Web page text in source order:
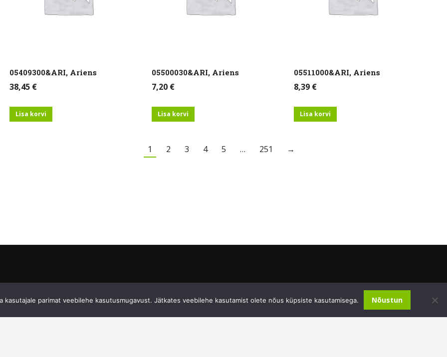
05409300&ARI, Ariens
38,45 €
Lisa korvi
05500030&ARI, Ariens
7,20 €
Lisa korvi
05511000&ARI, Ariens
8,39 €
Lisa korvi
1 2 3 4 5 … 251 →
parimat veebilehe kasutusmugavust. Jätkates veebilehe kasutamist olete nõus küpsiste kasutamisega. Nõustun